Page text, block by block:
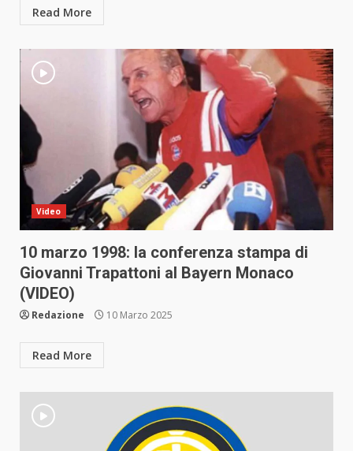
Read More
Video
10 marzo 1998: la conferenza stampa di
Giovanni Trapattoni al Bayern Monaco
(VIDEO)
Redazione 10 Marzo 2025
Read More